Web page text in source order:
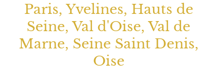
Paris, Yvelines, Hauts de
Seine, Val d'Oise, Val de
Marne, Seine Saint Denis,
Oise